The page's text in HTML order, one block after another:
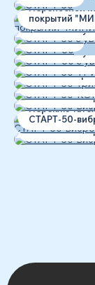
Переносной
покрытий
СТАРТ-50 с
СТАРТ-60
СТАРТ-60 с
СТАРТ-50-
СТАРТ-50-
СТАРТ-50-
СТАРТ-50-
СТАРТ-50-
СТАРТ-50-